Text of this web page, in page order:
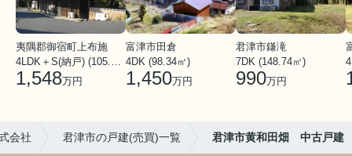
夷隅郡御宿町上布施
1,548万円
富津市田倉
4DK (98.34㎡)
1,450万円
君津市鎌滝
7DK (148.74㎡)
990万円
会社 君津市の戸建(売買)一覧 君津市黄和田畑 中古戸建